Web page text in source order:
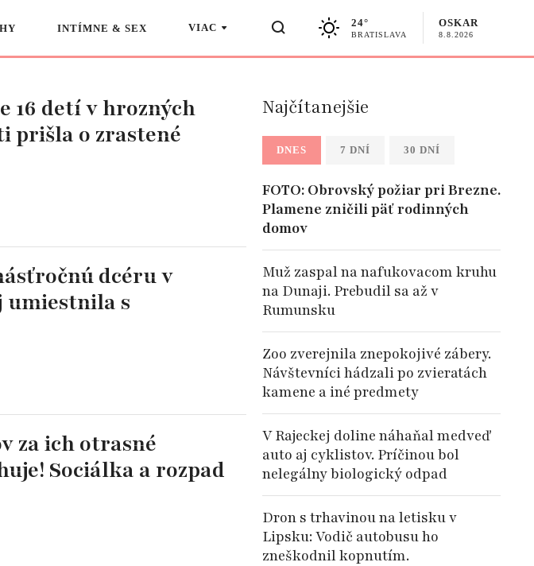
INTÍMNE & SEX VIAC 24°
BRATISLAVA
OSKAR
8.8.2026
16 detí v hrozných
prišla o zrastené
dcéru v
umiestnila s
za ich otrasné
Sociálka a rozpad
Najčítanejšie
DNES 7 DNÍ 30 DNÍ
FOTO: Obrovský požiar pri Brezne.
Plamene zničili päť rodinných
domov
Muž zaspal na nafukovacom kruhu
na Dunaji. Prebudil sa až v
Rumunsku
Zoo zverejnila znepokojivé zábery.
Návštevníci hádzali po zvieratách
kamene a iné predmety
V Rajeckej doline náhaňal medveď
auto aj cyklistov. Príčinou bol
nelegálny biologický odpad
Dron s trhavinou na letisku v
Lipsku: Vodič autobusu ho
zneškodnil kopnutím.